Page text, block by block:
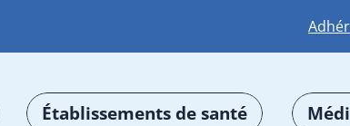
Établissements de santé